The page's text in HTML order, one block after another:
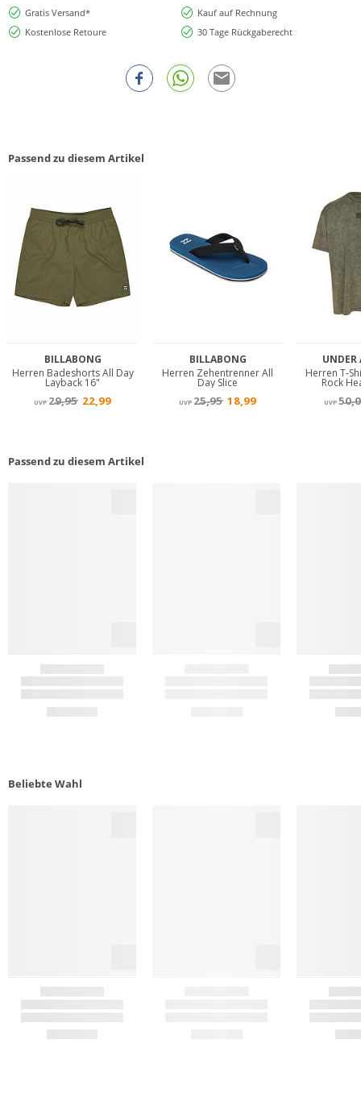
Gratis Versand*
Kauf auf Rechnung
Kostenlose Retoure
30 Tage Rückgaberecht
Passend zu diesem Artikel
Passend zu diesem Artikel
Beliebte Wahl